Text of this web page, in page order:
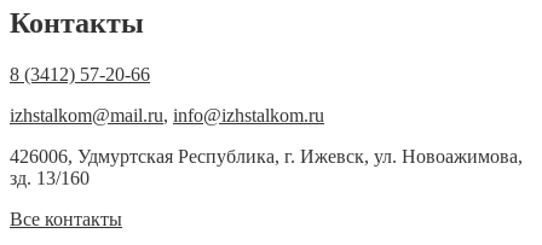
Контакты
8 (3412) 57-20-66
izhstalkom@mail.ru, info@izhstalkom.ru
426006, Удмуртская Республика, г. Ижевск, ул. Новоажимова,
зд. 13/160
Все контакты